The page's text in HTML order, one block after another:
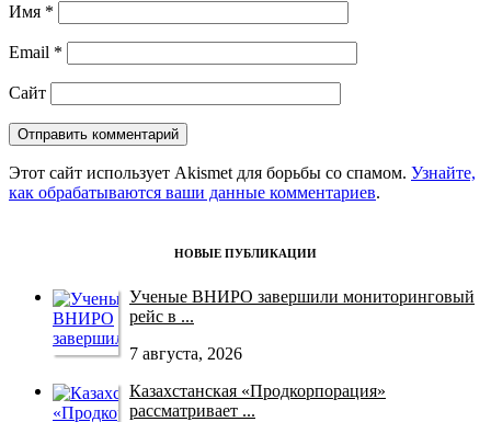
Имя *
Email *
Сайт
Этот сайт использует Akismet для борьбы со спамом. Узнайте,
как обрабатываются ваши данные комментариев.
НОВЫЕ ПУБЛИКАЦИИ
Ученые ВНИРО завершили мониторинговый
рейс в ...
7 августа, 2026
Казахстанская «Продкорпорация»
рассматривает ...